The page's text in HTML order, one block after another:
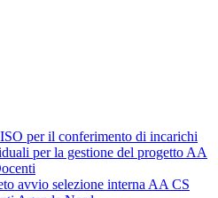
per il conferimento di incarichi
per la gestione del progetto AA
avvio selezione interna AA CS